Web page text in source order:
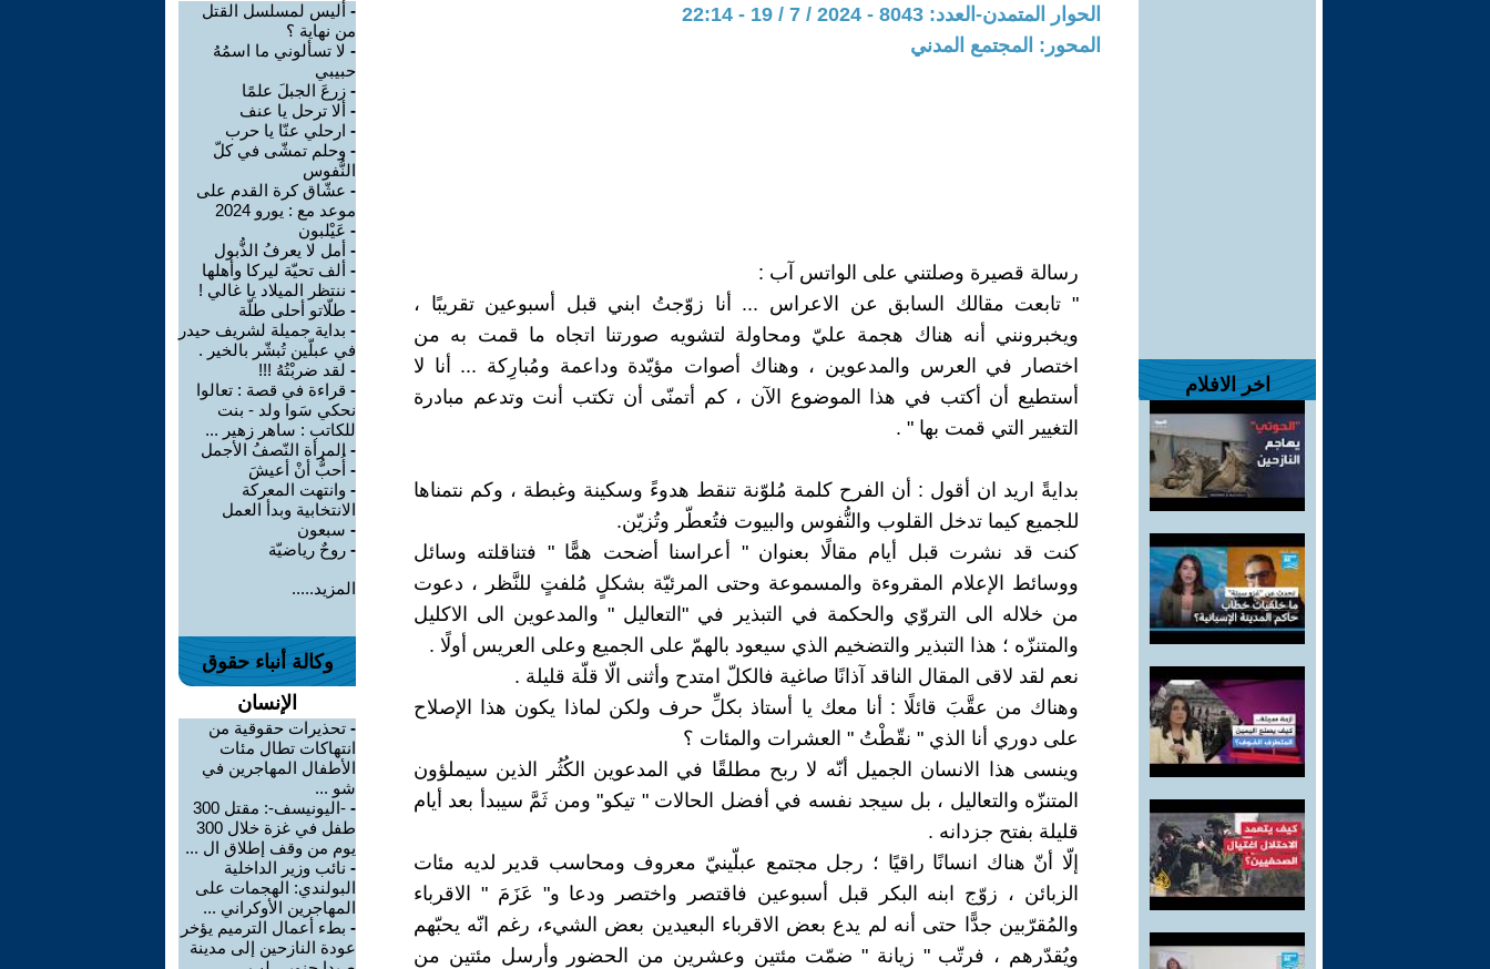
اخر الافلام
الحوار المتمدن-العدد: 8043 - 2024 / 7 / 19 - 22:14
المحور: المجتمع المدني
رسالة قصيرة وصلتني على الواتس آب :
" تابعت مقالك السابق عن الاعراس ... أنا زوّجتُ ابني قبل أسبوعين تقريبًا ،
ويخبرونني أنه هناك هجمة عليّ ومحاولة لتشويه صورتنا اتجاه ما قمت به من
اختصار في العرس والمدعوين ، وهناك أصوات مؤيّدة وداعمة ومُبارِكة ... أنا لا
أستطيع أن أكتب في هذا الموضوع الآن ، كم أتمنّى أن تكتب أنت وتدعم مبادرة
التغيير التي قمت بها " .
بدايةً اريد ان أقول : أن الفرح كلمة مُلوّنة تنقط هدوءً وسكينة وغبطة ، وكم نتمناها
للجميع كيما تدخل القلوب والنُّفوس والبيوت فتُعطّر وتُزيّن.
كنت قد نشرت قبل أيام مقالًا بعنوان " أعراسنا أضحت همًّا " فتناقلته وسائل
ووسائط الإعلام المقروءة والمسموعة وحتى المرئيّة بشكلٍ مُلفتٍ للنَّظر ، دعوت
من خلاله الى التروّي والحكمة في التبذير في "التعاليل " والمدعوين الى الاكليل
والمتنزّه ؛ هذا التبذير والتضخيم الذي سيعود بالهمّ على الجميع وعلى العريس أولًا .
نعم لقد لاقى المقال الناقد آذانًا صاغية فالكلّ امتدح وأثنى الّا قلّة قليلة .
وهناك من عقَّبَ قائلًا : أنا معك يا أستاذ بكلِّ حرف ولكن لماذا يكون هذا الإصلاح
على دوري أنا الذي " نقّطْتُ " العشرات والمئات ؟
وينسى هذا الانسان الجميل أنّه لا ربح مطلقًا في المدعوين الكُثُر الذين سيملؤون
المتنزّه والتعاليل ، بل سيجد نفسه في أفضل الحالات " تيكو" ومن ثَمَّ سيبدأ بعد أيام
قليلة بفتح جزدانه .
إلّا أنّ هناك انسانًا راقيًا ؛ رجل مجتمع عبلّينيّ معروف ومحاسب قدير لديه مئات
الزبائن ، زوّج ابنه البكر قبل أسبوعين فاقتصر واختصر ودعا و" عَزَمَ " الاقرباء
والمُقرّبين جدًّا حتى أنه لم يدع بعض الاقرباء البعيدين بعض الشيء، رغم انّه يحبّهم
ويُقدّرهم ، فرتّب " زيانة " ضمّت مئتين وعشرين من الحضور وأرسل مئتين من
- أليس لمسلسل القتل
من نهاية ؟
- لا تسألوني ما اسمُهُ
حبيبي
- زرعَ الجبلَ علمًا
- ألا ترحل يا عنف
- ارحلي عنّا يا حرب
- وحلم تمشّى في كلّ
النُّفوس
- عشّاق كرة القدم على
موعد مع : يورو 2024
- عَيْلبون
- أمل لا يعرفُ الذُّبول
- ألف تحيّة ليركا وأهلها
- ننتظر الميلاد يا غالي !
- طلّاتو أحلى طلّة
- بداية جميلة لشريف حيدر
في عبلّين تُبشّر بالخير .
- لقد ضربْتُهُ !!!
- قراءة في قصة : تعالوا
نحكي سَوا ولد - بنت
للكاتب : ساهر زهير ...
- المرأة النّصفُ الأجمل
- أُحبُّ أنْ أعيشَ
- وانتهت المعركة
الانتخابية وبدأ العمل
- سبعون
- روحٌ رياضيّة
المزيد.....
وكالة أنباء حقوق
الإنسان
- تحذيرات حقوقية من
انتهاكات تطال مئات
الأطفال المهاجرين في
شو ...
-
-اليونيسف-: مقتل 300
طفل في غزة خلال 300
يوم من وقف إطلاق ال ...
- نائب وزير الداخلية
البولندي: الهجمات على
المهاجرين الأوكراني ...
- بطء أعمال الترميم يؤخر
عودة النازحين إلى مدينة